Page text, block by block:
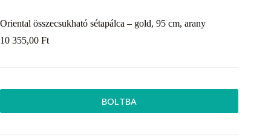
Oriental összecsukható sétapálca – gold, 95 cm, arany
10 355,00 Ft
BOLTBA